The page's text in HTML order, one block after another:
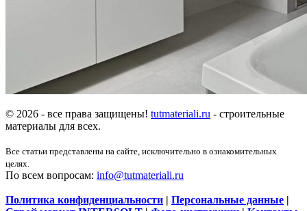
© 2026 - все права защищены! tutmateriali.ru - строительные
материалы для всех.
Все статьи представлены на сайте, исключительно в ознакомительных
целях.
По всем вопросам: info@tutmateriali.ru
Политика конфиденциальности | Персональные данные |